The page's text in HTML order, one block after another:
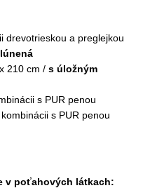
drevotrieskou a preglejkou
210 cm / s úložným
s PUR penou
s PUR penou
v poťahových látkach: